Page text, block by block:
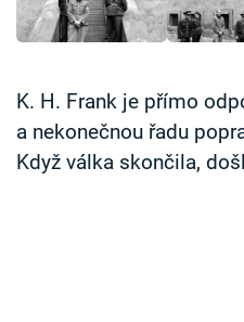
K. H. Frank je přímo
a nekonečnou řadu
Když válka skončila,